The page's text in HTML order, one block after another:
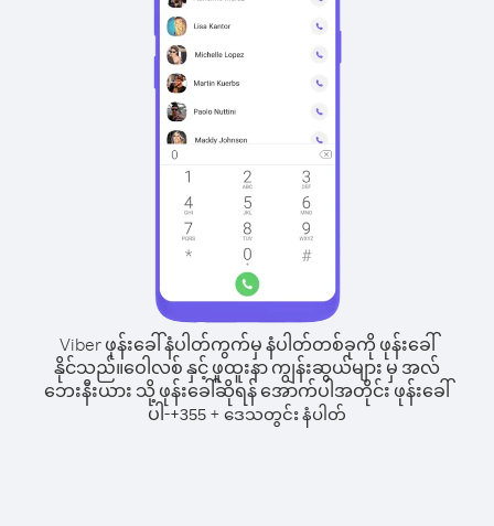
Viber ဖုန်းခေါ်နံပါတ်ကွက်မှ နံပါတ်တစ်ခုကို ဖုန်းခေါ်
နိုင်သည်။ဝေါလစ် နှင့် ဖူထူးနာ ကျွန်းဆွယ်များ မှ အလ်
ဘေးနီးယား သို့ ဖုန်းခေါ်ဆိုရန် အောက်ပါအတိုင်း ဖုန်းခေါ်
ပါ-+355 + ဒေသတွင်း နံပါတ်